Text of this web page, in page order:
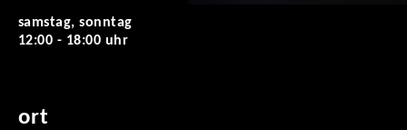
samstag, sonntag
12:00 - 18:00 uhr
ort